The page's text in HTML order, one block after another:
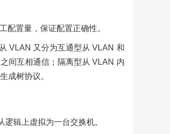
配置量，保证配置正确性。
VLAN 又分为互通型从 VLAN 和
间互相通信；隔离型从 VLAN 内
成树协议。
辑上虚拟为一台交换机。